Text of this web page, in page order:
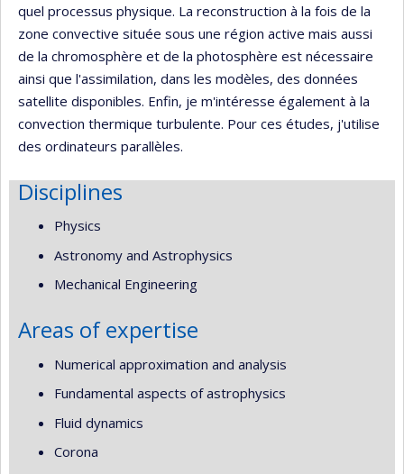
quel processus physique. La reconstruction à la fois de la
zone convective située sous une région active mais aussi
de la chromosphère et de la photosphère est nécessaire
ainsi que l'assimilation, dans les modèles, des données
satellite disponibles. Enfin, je m'intéresse également à la
convection thermique turbulente. Pour ces études, j'utilise
des ordinateurs parallèles.
Disciplines
Physics
Astronomy and Astrophysics
Mechanical Engineering
Areas of expertise
Numerical approximation and analysis
Fundamental aspects of astrophysics
Fluid dynamics
Corona